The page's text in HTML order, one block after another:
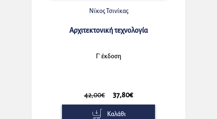
Νίκος Τσινίκας
Αρχιτεκτονική τεχνολογία
Γ΄ έκδοση
42,00€ 37,80€
Καλάθι